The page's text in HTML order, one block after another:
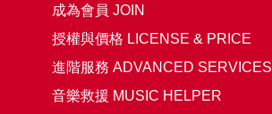
成為會員 JOIN
授權與價格 LICENSE & PRICE
進階服務 ADVANCED SERVICES
音樂救援 MUSIC HELPER